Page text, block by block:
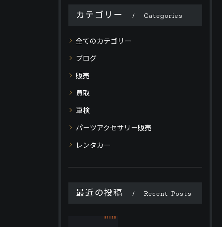
カテゴリー Categories
全てのカテゴリー
ブログ
販売
買取
車検
パーツアクセサリー販売
レンタカー
最近の投稿 Recent Posts